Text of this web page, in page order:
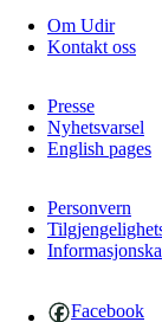
Om Udir
Kontakt oss
Presse
Nyhetsvarsel
English pages
Personvern
Facebook